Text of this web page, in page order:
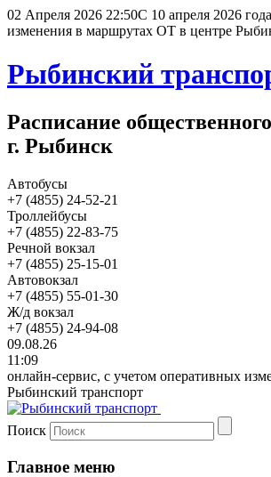
02 Апреля 2026 22:50С 10 апреля 2026
изменения в маршрутах ОТ в центре
Рыбинский
Расписание
г. Рыбинск
Автобусы
+7 (4855) 24-52-21
Троллейбусы
+7 (4855) 22-83-75
Речной вокзал
+7 (4855) 25-15-01
Автовокзал
+7 (4855) 55-01-30
Ж/д вокзал
+7 (4855) 24-94-08
09.08.26
11:09
онлайн-сервис, с учетом оперативных
Рыбинский транспорт
Поиск
Главное меню